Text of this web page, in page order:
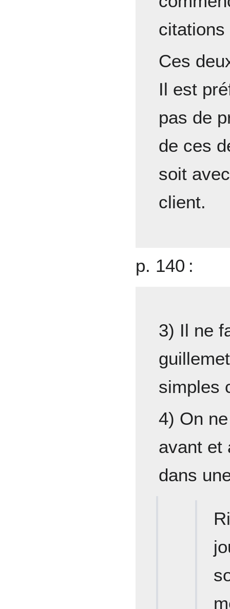
Ces
Il est
pas de
de ces
soit
client.
p. 140 :
3) Il ne
simples
4) On
avant et
dans